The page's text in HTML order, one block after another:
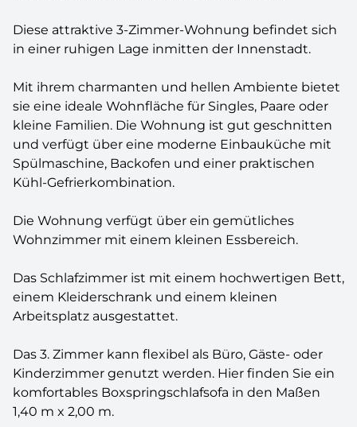
Diese attraktive 3-Zimmer-Wohnung befindet sich
in einer ruhigen Lage inmitten der Innenstadt.
Mit ihrem charmanten und hellen Ambiente bietet
sie eine ideale Wohnfläche für Singles, Paare oder
kleine Familien. Die Wohnung ist gut geschnitten
und verfügt über eine moderne Einbauküche mit
Spülmaschine, Backofen und einer praktischen
Kühl-Gefrierkombination.
Die Wohnung verfügt über ein gemütliches
Wohnzimmer mit einem kleinen Essbereich.
Das Schlafzimmer ist mit einem hochwertigen Bett,
einem Kleiderschrank und einem kleinen
Arbeitsplatz ausgestattet.
Das 3. Zimmer kann flexibel als Büro, Gäste- oder
Kinderzimmer genutzt werden. Hier finden Sie ein
komfortables Boxspringschlafsofa in den Maßen
1,40 m x 2,00 m.